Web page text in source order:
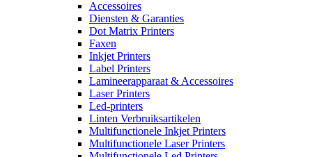
Accessoires
Diensten & Garanties
Dot Matrix Printers
Faxen
Inkjet Printers
Label Printers
Lamineerapparaat & Accessoires
Laser Printers
Led-printers
Linten Verbruiksartikelen
Multifunctionele Inkjet Printers
Multifunctionele Laser Printers